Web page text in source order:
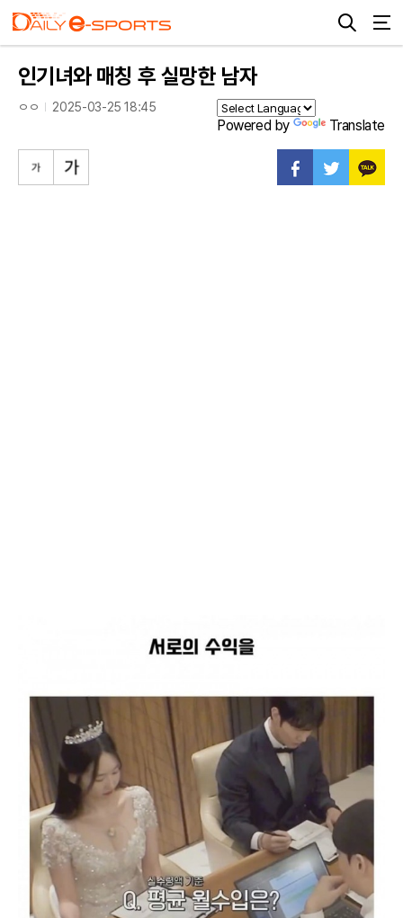
인기녀와 매칭 후 실망한 남자
ㅇㅇ 2025-03-25 18:45
Powered by Translate